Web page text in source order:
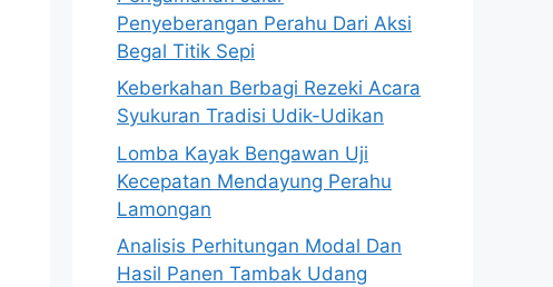
Penyeberangan Perahu Dari Aksi
Begal Titik Sepi
Keberkahan Berbagi Rezeki Acara
Syukuran Tradisi Udik-Udikan
Lomba Kayak Bengawan Uji
Kecepatan Mendayung Perahu
Lamongan
Analisis Perhitungan Modal Dan
Hasil Panen Tambak Udang